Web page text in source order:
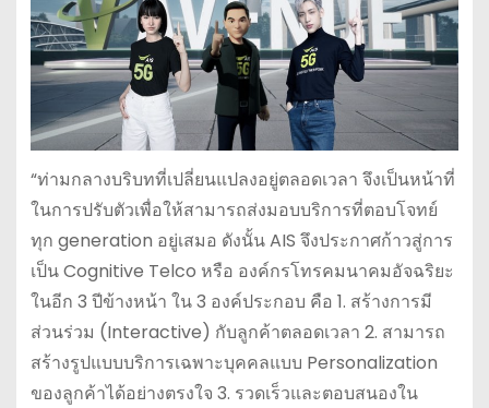
“ท่ามกลางบริบทที่เปลี่ยนแปลงอยู่ตลอดเวลา จึงเป็นหน้าที่
ในการปรับตัวเพื่อให้สามารถส่งมอบบริการที่ตอบโจทย์
ทุก generation อยู่เสมอ ดังนั้น AIS จึงประกาศก้าวสู่การ
เป็น Cognitive Telco หรือ องค์กรโทรคมนาคมอัจฉริยะ
ในอีก 3 ปีข้างหน้า ใน 3 องค์ประกอบ คือ 1. สร้างการมี
ส่วนร่วม (Interactive) กับลูกค้าตลอดเวลา 2. สามารถ
สร้างรูปแบบบริการเฉพาะบุคคลแบบ Personalization
ของลูกค้าได้อย่างตรงใจ 3. รวดเร็วและตอบสนองใน